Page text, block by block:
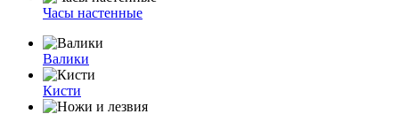
Часы настенные
Валики
Кисти